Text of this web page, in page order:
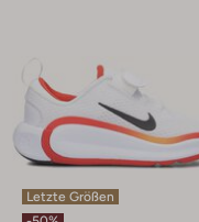
Letzte Größen